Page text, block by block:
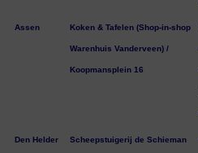
Assen Koken & Tafelen (Shop-in-shop
Warenhuis Vanderveen) /
Koopmansplein 16
Den Helder Scheepstuigerij de Schieman